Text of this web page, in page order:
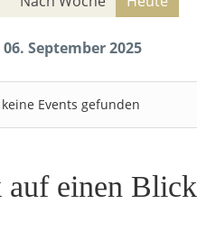
September 2025
Events gefunden
auf einen Blick